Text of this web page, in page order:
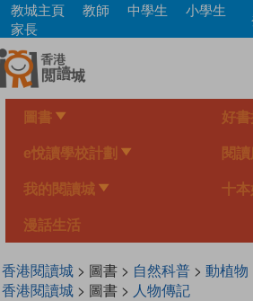
Skip
main
content
教城主頁 教師 中學生
小學生
家長
圖書 好
e悅讀學校計劃 閱
我的閱讀城 十
漫話生活
香港閱讀城> 圖書 > 自然科普> 動植物
香港閱讀城> 圖書 > 人物傳記